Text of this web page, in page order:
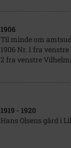
1906
Til minde om
1906 Nr. 1 fra
2 fra venstre
1919 - 1920
Hans Olsens gård i